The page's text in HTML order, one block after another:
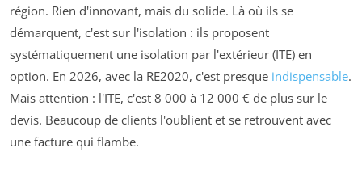
région. Rien d'innovant, mais du solide. Là où ils se
démarquent, c'est sur l'isolation : ils proposent
systématiquement une isolation par l'extérieur (ITE) en
option. En 2026, avec la RE2020, c'est presque indispensable.
Mais attention : l'ITE, c'est 8 000 à 12 000 € de plus sur le
devis. Beaucoup de clients l'oublient et se retrouvent avec
une facture qui flambe.